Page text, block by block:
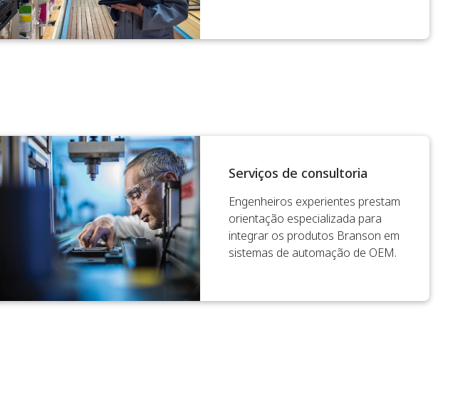
Serviços de consultoria
Engenheiros experientes prestam
orientação especializada para
integrar os produtos Branson em
sistemas de automação de OEM.